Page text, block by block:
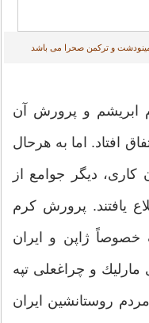
مینودشت و ترکمن صحرا می باشد
ابريشم و پرورش آن
افتاد. اما به هرحال
ديگر جوامع از
يافتند. پرورش كرم
خصوصاً ژاپن و ايران
و چراغعلی تپه
روستانشين ايران